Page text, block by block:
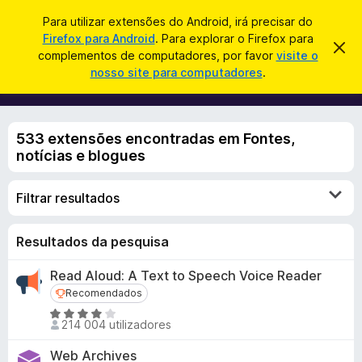
Para utilizar extensões do Android, irá precisar do
Firefox para Android. Para explorar o Firefox para
complementos de computadores, por favor visite o
nosso site para computadores.
D
e
C
o
p
e
d
Iniciar sessão
u
533 extensões encontradas em Fontes,
notícias e blogues
Filtrar resultados
Resultados da pesquisa
Read Aloud: A Text to Speech Voice Reader
Recomendados
Recomendados
A
v
a
214 004 utilizadores
Web Archives